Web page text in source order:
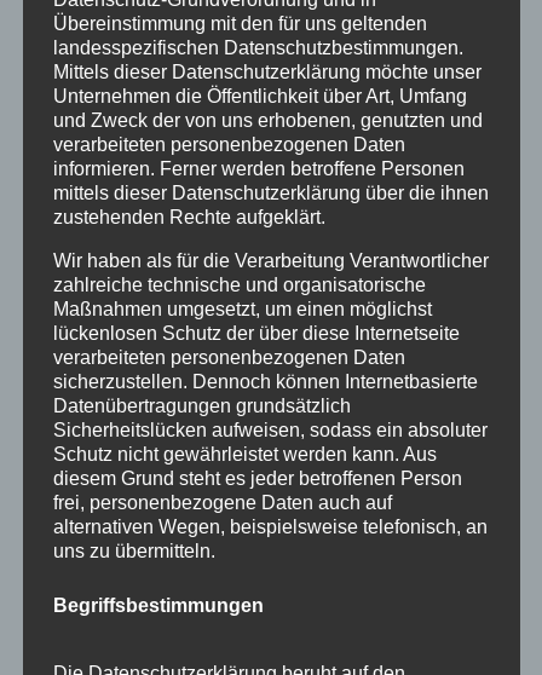
Neueste Beiträge
Veranstaltungen im August 2026 in Oberstdorf
Public Viewing Fußball-WM 2026 in Oberstdorf
Oberstdorf im Mai – perfekter Frühlingsurlaub
im Allgäu
Extra Rabatt im März
Traveller Review Award 2026
Blog Archiv
Blog
Archiv
Kategorien
Allgäu
Allgemein
Angebote
Übereinstimmung mit den für uns geltenden
landesspezifischen Datenschutzbestimmungen.
Mittels dieser Datenschutzerklärung möchte unser
Unternehmen die Öffentlichkeit über Art, Umfang
und Zweck der von uns erhobenen, genutzten und
verarbeiteten personenbezogenen Daten
informieren. Ferner werden betroffene Personen
mittels dieser Datenschutzerklärung über die ihnen
zustehenden Rechte aufgeklärt.
Wir haben als für die Verarbeitung Verantwortlicher
zahlreiche technische und organisatorische
Maßnahmen umgesetzt, um einen möglichst
lückenlosen Schutz der über diese Internetseite
verarbeiteten personenbezogenen Daten
sicherzustellen. Dennoch können Internetbasierte
Datenübertragungen grundsätzlich
Sicherheitslücken aufweisen, sodass ein absoluter
Schutz nicht gewährleistet werden kann. Aus
diesem Grund steht es jeder betroffenen Person
frei, personenbezogene Daten auch auf
alternativen Wegen, beispielsweise telefonisch, an
uns zu übermitteln.
Begriffsbestimmungen